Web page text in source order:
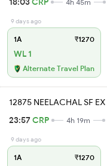
4h 45m
9 days ago
1A ₹1270
WL 1
Alternate Travel Plan
12875 NEELACHAL SF EX
23:57CRP 4h 19m
9 days ago
1A ₹1270